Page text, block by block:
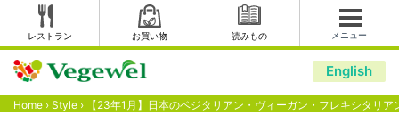
レストラン お買い物 読みもの メニュー
English
Home › Style › 【23年1月】日本のベジタリアン・ヴィーガン・フレキシタリア